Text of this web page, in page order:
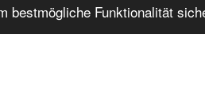
bestmögliche Funktionalität